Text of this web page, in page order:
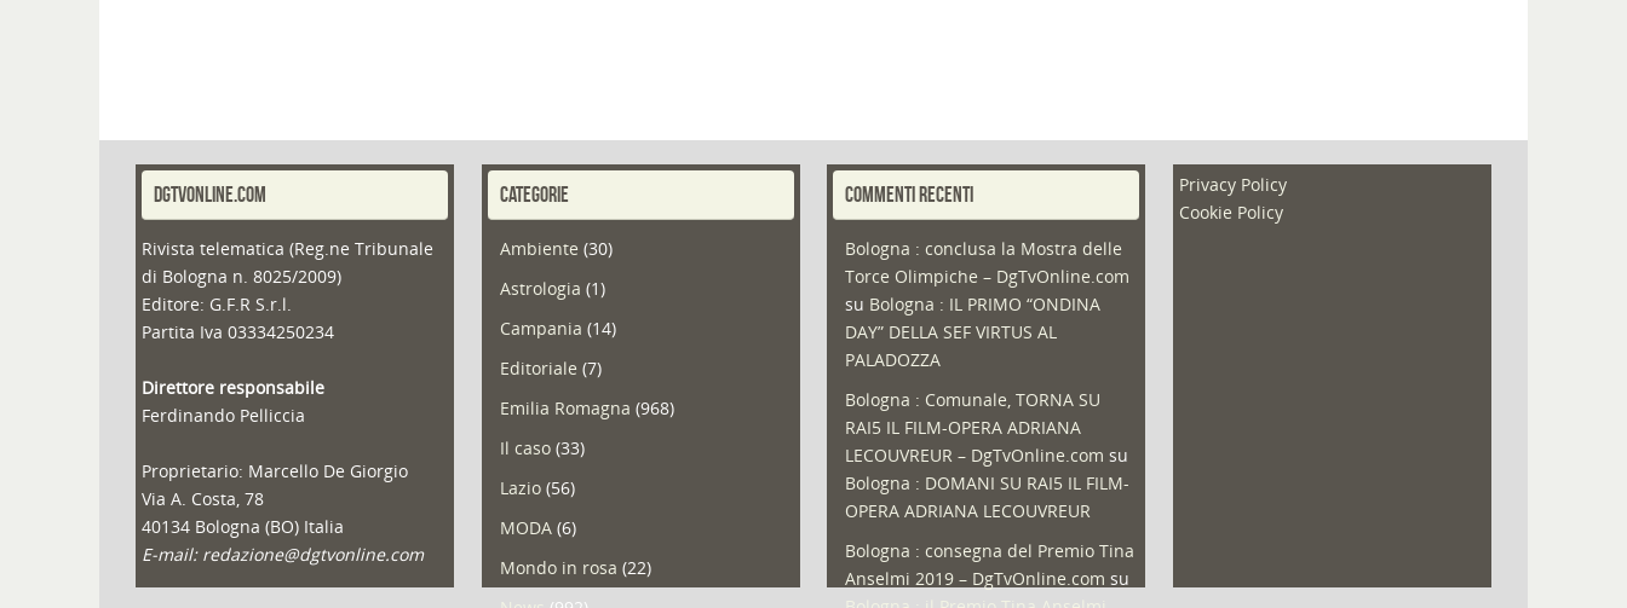
DGTVONLINE.COM
Rivista telematica (Reg.ne Tribunale
di Bologna n. 8025/2009)
Editore: G.F.R S.r.l.
Partita Iva 03334250234
Direttore responsabile
Ferdinando Pelliccia
Proprietario: Marcello De Giorgio
Via A. Costa, 78
40134 Bologna (BO) Italia
E-mail: redazione@dgtvonline.com
CATEGORIE
Ambiente (30)
Astrologia (1)
Campania (14)
Editoriale (7)
Emilia Romagna (968)
Il caso(33)
Lazio(56)
MODA(6)
Mondo in rosa (22)
COMMENTI RECENTI
Bologna : conclusa la Mostra delle
Torce Olimpiche – DgTvOnline.com
su Bologna : IL PRIMO “ONDINA
DAY” DELLA SEF VIRTUS AL
PALADOZZA
Bologna : Comunale, TORNA SU
RAI5 IL FILM-OPERA ADRIANA
LECOUVREUR – DgTvOnline.com su
Bologna : DOMANI SU RAI5 IL FILM-
OPERA ADRIANA LECOUVREUR
Bologna : consegna del Premio Tina
Anselmi 2019 – DgTvOnline.com su
Privacy Policy
Cookie Policy